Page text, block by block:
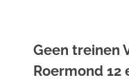
Geen treinen
Roermond 12